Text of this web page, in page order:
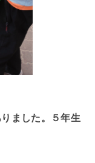
ました。５年生